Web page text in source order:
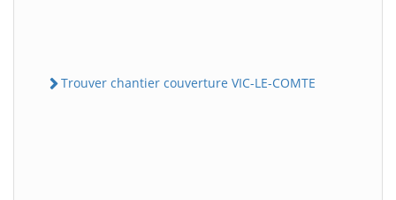
Trouver chantier couverture VIC-LE-COMTE